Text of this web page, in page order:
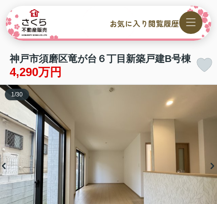
お気に入り 閲覧履歴
神戸市須磨区竜が台６丁目新築戸建B号棟
4,290万円
1 /30